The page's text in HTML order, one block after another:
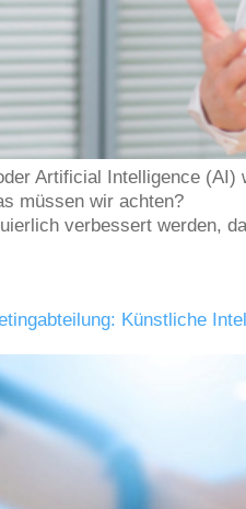
Artificial Intelligence
müssen wir achten?
verbessert werden,
Künstliche